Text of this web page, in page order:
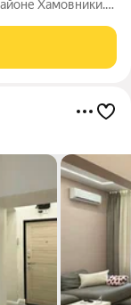
Хамовники.
гостиной,